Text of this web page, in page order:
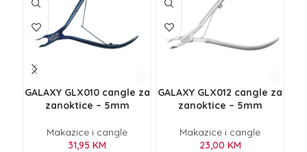
GALAXY GLX010 cangle za
zanoktice – 5mm
Makazice i cangle
31,95 KM
GALAXY GLX012 cangle za
zanoktice – 5mm
Makazice i cangle
23,00 KM